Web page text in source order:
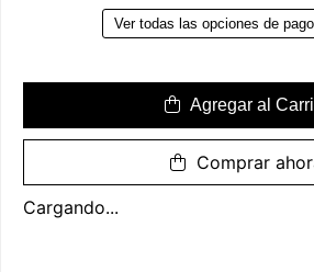
Ver todas las opciones de pago
Agregar al
Comprar
Cargando...